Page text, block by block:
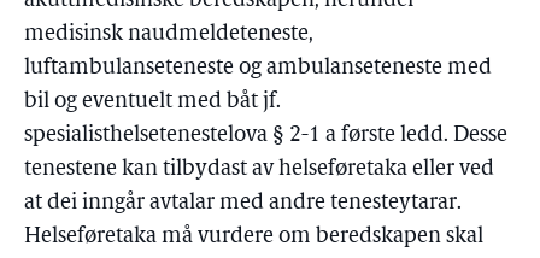
medisinsk naudmeldeteneste,
luftambulanseteneste og ambulanseteneste med
bil og eventuelt med båt jf.
spesialisthelsetenestelova § 2-1 a første ledd. Desse
tenestene kan tilbydast av helseføretaka eller ved
at dei inngår avtalar med andre tenesteytarar.
Helseføretaka må vurdere om beredskapen skal